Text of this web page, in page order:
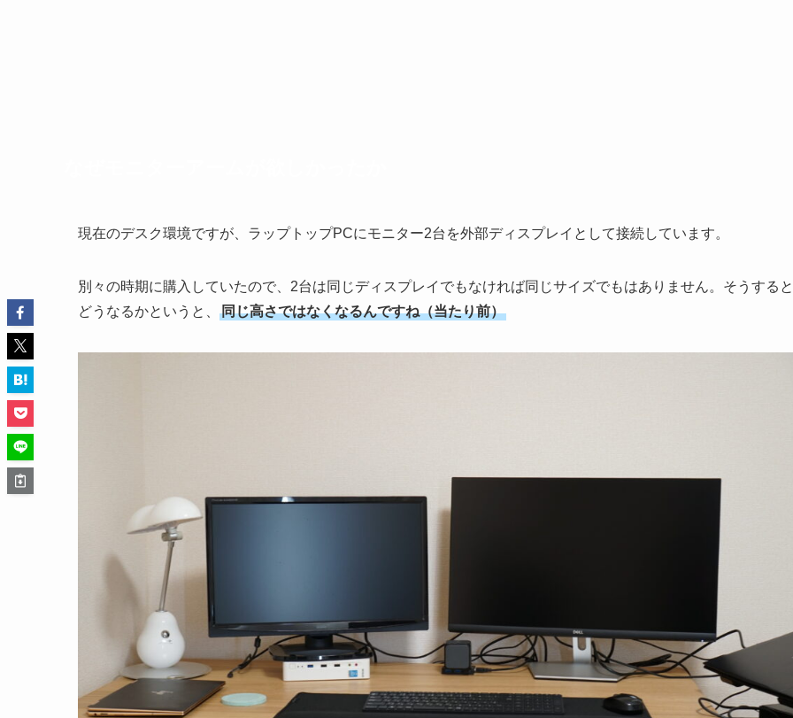
現在のデスク環境ですが、ラップトップPCにモニター2台を外部ディスプレイとして接続しています。
別々の時期に購入していたので、2台は同じディスプレイでもなければ同じサイズでもはありません。そうすると
どうなるかというと、
同じ高さではなくなるんですね（当たり前）